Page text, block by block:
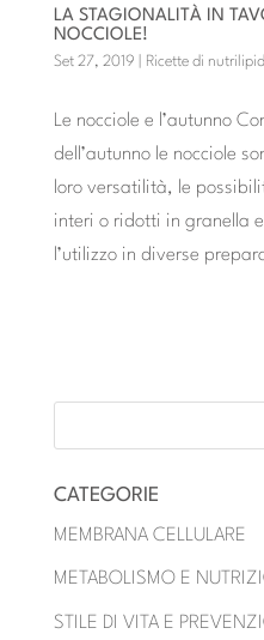
LA STAGIONALITÀ IN
NOCCIOLE!
Set 27, 2019 Ricette di
Le nocciole e l’autunno
dell’autunno le nocciole
loro versatilità, le
interi o ridotti in granella
l’utilizzo in diverse
CATEGORIE
MEMBRANA CELLULARE
METABOLISMO E
STILE DI VITA E